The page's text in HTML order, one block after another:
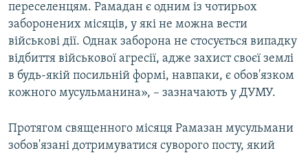
переселенцям. Рамадан є одним із чотирьох
заборонених місяців, у які не можна вести
військові дії. Однак заборона не стосується випадку
відбиття військової агресії, адже захист своєї землі
в будь-якій посильній формі, навпаки, є обов'язком
кожного мусульманина», – зазначають у ДУМУ.
Протягом священного місяця Рамазан мусульмани
зобов'язані дотримуватися суворого посту, який